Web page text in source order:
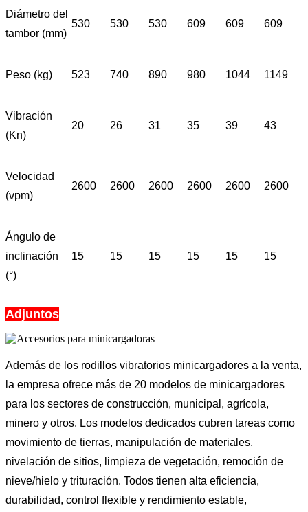
Diámetro del
tambor (mm)
530 530 530 609 609 609
Peso (kg) 523 740 890 980 1044 1149
Vibración
(Kn)
20 26 31 35 39 43
Velocidad
(vpm)
2600 2600 2600 2600 2600 2600
Ángulo de
inclinación
(°)
15 15 15 15 15 15
Adjuntos
Además de los rodillos vibratorios minicargadores a la venta,
la empresa ofrece más de 20 modelos de minicargadores
para los sectores de construcción, municipal, agrícola,
minero y otros. Los modelos dedicados cubren tareas como
movimiento de tierras, manipulación de materiales,
nivelación de sitios, limpieza de vegetación, remoción de
nieve/hielo y trituración. Todos tienen alta eficiencia,
durabilidad, control flexible y rendimiento estable,